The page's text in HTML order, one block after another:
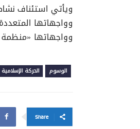
ويأتي استئناف
وواجهاتها «منظمة
الوسوم الحركة الإسلامية
Share